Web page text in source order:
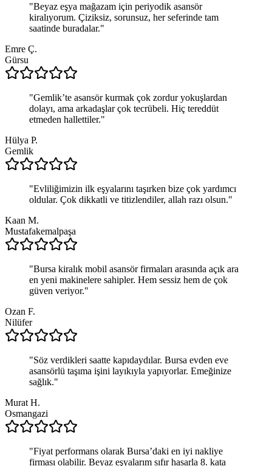
"Beyaz eşya mağazam için periyodik asansör
kiralıyorum. Çiziksiz, sorunsuz, her seferinde tam
saatinde buradalar."
Emre Ç.
Gürsu
"Gemlik’te asansör kurmak çok zordur yokuşlardan
dolayı, ama arkadaşlar çok tecrübeli. Hiç tereddüt
etmeden hallettiler."
Hülya P.
Gemlik
"Evliliğimizin ilk eşyalarını taşırken bize çok yardımcı
oldular. Çok dikkatli ve titizlendiler, allah razı olsun."
Kaan M.
Mustafakemalpaşa
"Bursa kiralık mobil asansör firmaları arasında açık ara
en yeni makinelere sahipler. Hem sessiz hem de çok
güven veriyor."
Ozan F.
Nilüfer
"Söz verdikleri saatte kapıdaydılar. Bursa evden eve
asansörlü taşıma işini layıkıyla yapıyorlar. Emeğinize
sağlık."
Murat H.
Osmangazi
"Fiyat performans olarak Bursa’daki en iyi nakliye
firması olabilir. Beyaz eşyalarım sıfır hasarla 8. kata